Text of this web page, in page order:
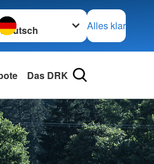
wechseln zu
Alles klar
Das DRK